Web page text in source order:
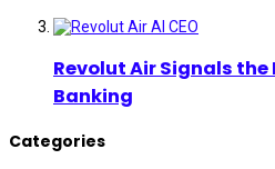
Revolut Air Signals
Banking
Categories